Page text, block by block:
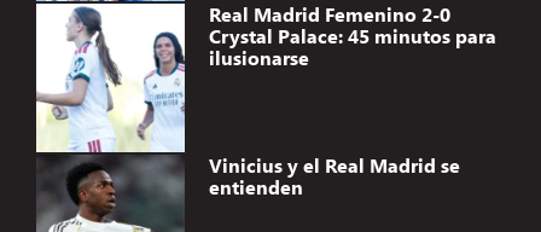
Real Madrid Femenino 2-0
Crystal Palace: 45 minutos para
ilusionarse
Vinicius y el Real Madrid se
entienden